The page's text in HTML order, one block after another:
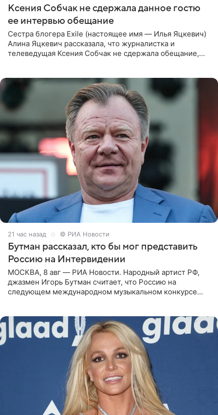
Ксения Собчак не сдержала данное гостю
ее интервью обещание
Сестра блогера Exile (настоящее имя — Илья Яцкевич)
Алина Яцкевич рассказала, что журналистка и
телеведущая Ксения Собчак не сдержала обещание,
21 час назад © РИА Новости
Бутман рассказал, кто бы мог представить
Россию на Интервидении
МОСКВА, 8 авг — РИА Новости. Народный артист РФ,
джазмен Игорь Бутман считает, что Россию на
следующем международном музыкальном конкурсе